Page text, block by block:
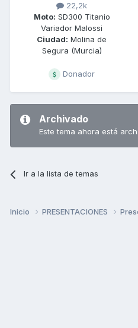
22,2k
Moto: SD300 Titanio
Variador Malossi
Ciudad: Molina de
Segura (Murcia)
Donador
Archivado
Este tema ahora está
Ir a la lista de temas
Inicio PRESENTACIONES